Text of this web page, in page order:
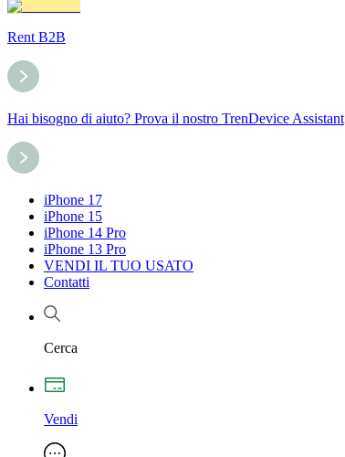
Rent B2B
Hai bisogno di aiuto? Prova il nostro TrenDevice Assistant
iPhone 17
iPhone 15
iPhone 14 Pro
iPhone 13 Pro
VENDI IL TUO USATO
Contatti
Cerca
Vendi